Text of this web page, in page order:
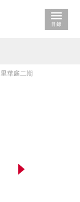
里華庭二期